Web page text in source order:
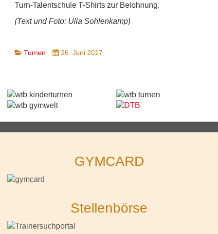
Turn-Talentschule T-Shirts zur Belohnung.
(Text und Foto: Ulla Sohlenkamp)
Turnen 26. Juni 2017
GYMCARD
Stellenbörse